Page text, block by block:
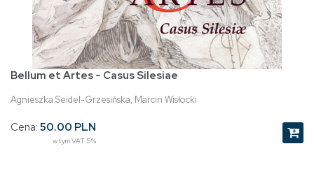
Bellum et Artes - Casus Silesiae
Agnieszka Seidel-Grzesińska, Marcin Wisłocki
Cena: 50.00 PLN
w tym VAT 5%